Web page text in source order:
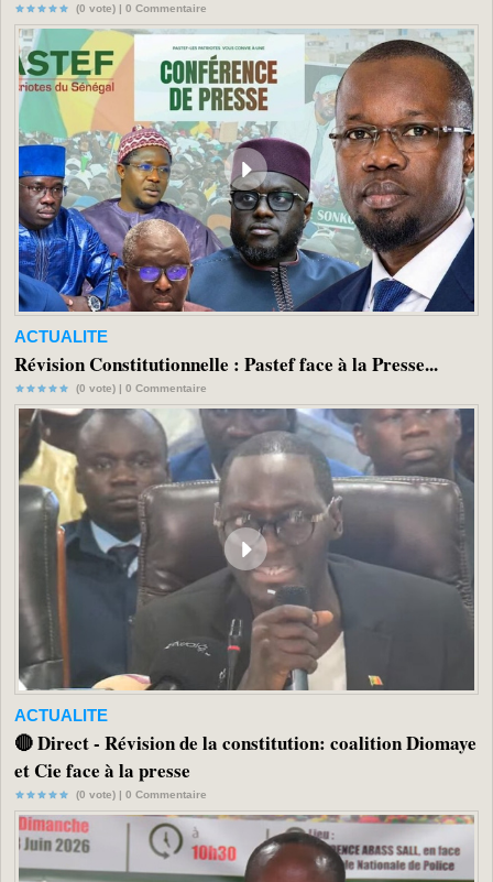
(0 vote) | 0 Commentaire
ACTUALITE
Révision Constitutionnelle : Pastef face à la Presse...
(0 vote) | 0 Commentaire
ACTUALITE
🔴 Direct - Révision de la constitution: coalition Diomaye
et Cie face à la presse
(0 vote) | 0 Commentaire